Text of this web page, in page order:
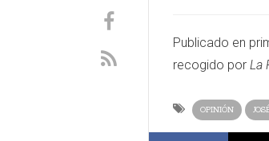
​​Publicado en
recogido por La
OPINIÓN